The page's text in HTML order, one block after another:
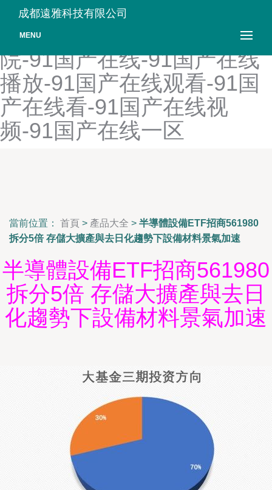
91国产小青蛙-91国产小视
频-91国产亚洲-91国产影
院-91国产在线-91国产在线
播放-91国产在线观看-91国
产在线看-91国产在线视
频-91国产在线一区
成都遠雅科技有限公司
MENU
當前位置： 首頁 > 產品大全 > 半導體設備ETF招商561980
拆分5倍 存儲大擴產與去日化趨勢下設備材料景氣加速
半導體設備ETF招商561980
拆分5倍 存儲大擴產與去日
化趨勢下設備材料景氣加速